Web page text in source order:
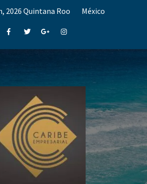
2026 Quintana Roo México
FacebookTwitterGoogle+Instagram